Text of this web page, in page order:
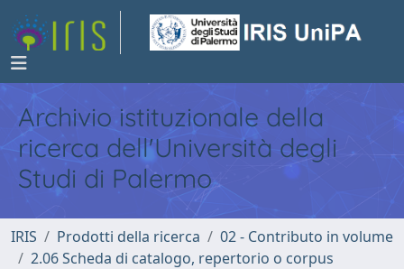
Archivio istituzionale della
ricerca dell'Università degli
Studi di Palermo
IRIS Prodotti della ricerca
02 - Contributo in volume
2.06 Scheda di catalogo, repertorio o corpus